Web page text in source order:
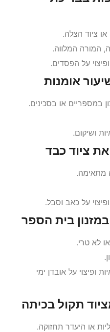
ציוד הצלה.
המורה המלווה.
על הפסדים.
במספריים או בסכינים.
ושיקום.
מתאימה.
על כאב וסבל.
לא טרי.
ופיצוי על אובדן ימי
או היעדר תחזוקה.